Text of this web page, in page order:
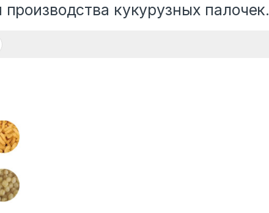
кукурузных палочек.